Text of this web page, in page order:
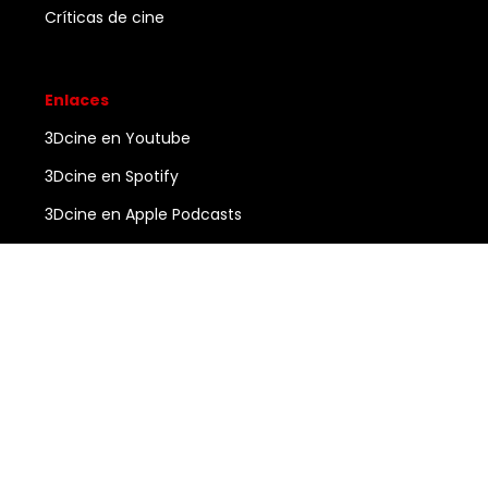
Críticas de cine
Enlaces
3Dcine en Youtube
3Dcine en Spotify
3Dcine en Apple Podcasts